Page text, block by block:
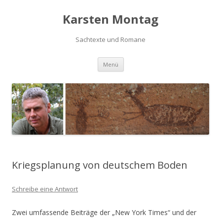
Karsten Montag
Sachtexte und Romane
Menü Zum
springen
Kriegsplanung von deutschem Boden
Schreibe eine Antwort
Zwei umfas­sen­de Bei­trä­ge der „New York Times“ und der